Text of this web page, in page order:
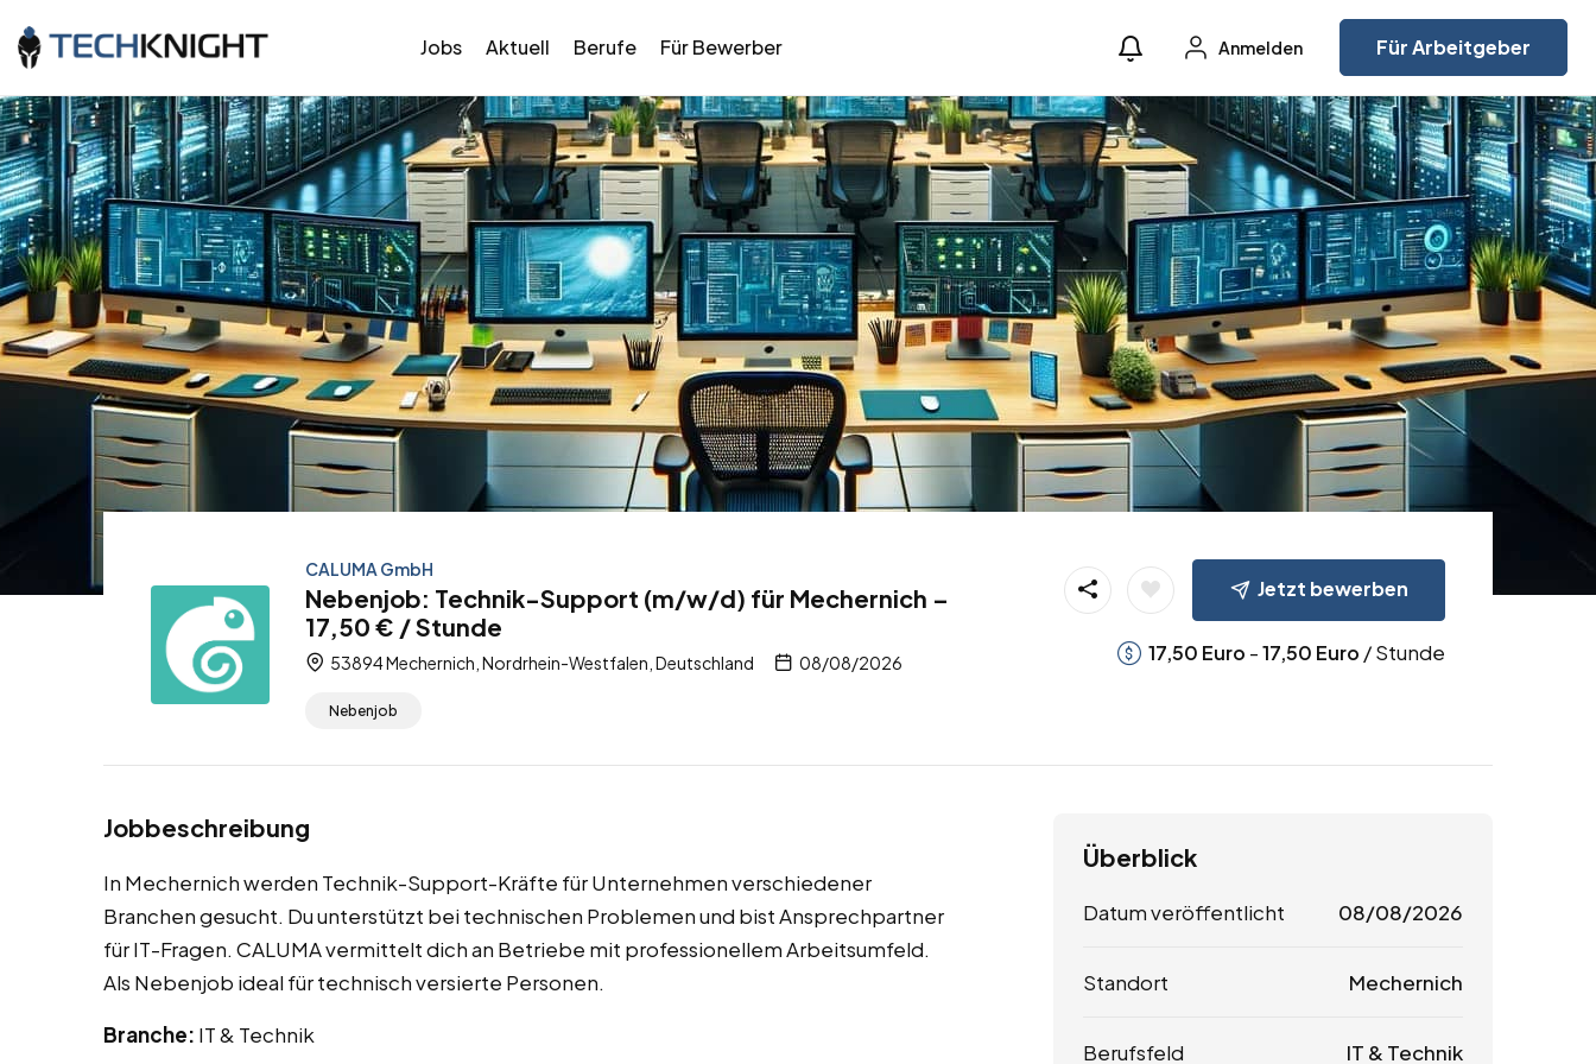
Jobs Aktuell Berufe Für Bewerber Anmelden Für Arbeitgeber
CALUMA GmbH
Nebenjob: Technik-Support (m/w/d) für Mechernich –
17,50 € / Stunde
53894 Mechernich, Nordrhein-Westfalen, Deutschland 08/08/2026
Nebenjob
Jetzt bewerben
17,50 Euro -17,50 Euro / Stunde
Jobbeschreibung
In Mechernich werden Technik-Support-Kräfte für Unternehmen verschiedener
Branchen gesucht. Du unterstützt bei technischen Problemen und bist Ansprechpartner
für IT-Fragen. CALUMA vermittelt dich an Betriebe mit professionellem Arbeitsumfeld.
Als Nebenjob ideal für technisch versierte Personen.
Branche: IT & Technik
Überblick
Datum veröffentlicht 08/08/2026
Standort Mechernich
Berufsfeld IT & Technik